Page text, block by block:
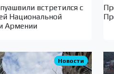
встретился с
Национальной
Армении
Новости